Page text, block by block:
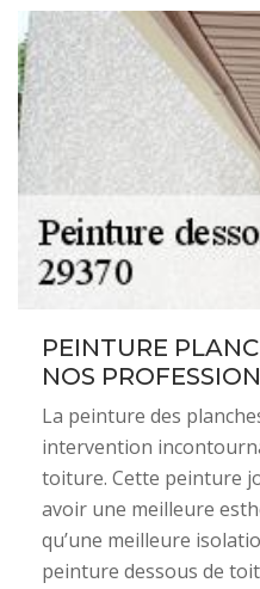
PEINTURE
NOS
La peinture des
intervention
toiture. Cette peinture
avoir une meilleure
qu’une meilleure
peinture dessous de